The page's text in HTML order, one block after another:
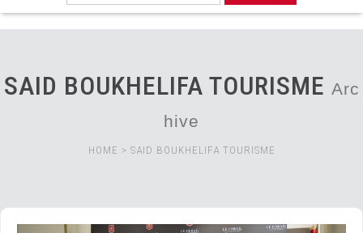
SAID BOUKHELIFA TOURISME Arc
hive
HOME > SAID BOUKHELIFA TOURISME